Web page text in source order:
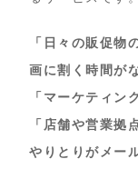
「日々の販促物
画に割く時間が
「マーケティン
「店舗や営業拠
やりとりがメー